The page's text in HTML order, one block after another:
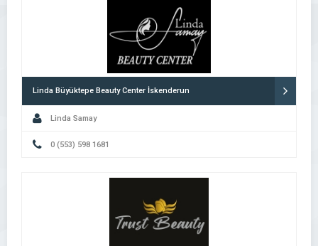
Linda Büyüktepe Beauty Center İskenderun
Linda Samay
0 (553) 598 1681